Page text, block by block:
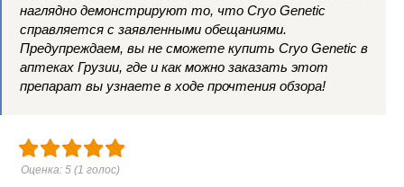
наглядно демонстрируют то, что Cryo Genetic
справляется с заявленными обещаниями.
Предупреждаем, вы не сможете купить Cryo Genetic в
аптеках Грузии, где и как можно заказать этот
препарат вы узнаете в ходе прочтения обзора!
Оценка: 5 (1 голос)